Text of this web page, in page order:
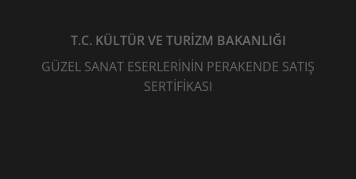
T.C. KÜLTÜR VE TURİZM BAKANLIĞI
GÜZEL SANAT ESERLERİNİN PERAKENDE SATIŞ
SERTİFİKASI